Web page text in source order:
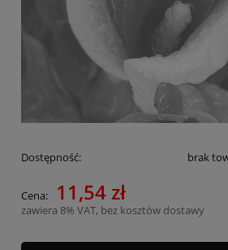
Dostępność: brak
Cena: 11,54 zł
zawiera 8% VAT, bez kosztów dostawy